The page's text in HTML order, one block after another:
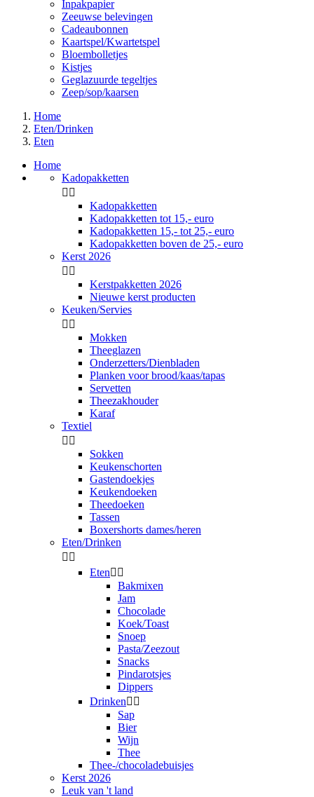
Inpakpapier
Zeeuwse belevingen
Cadeaubonnen
Kaartspel/Kwartetspel
Bloembolletjes
Kistjes
Geglazuurde tegeltjes
Zeep/sop/kaarsen
Home
Eten/Drinken
Eten
Home
Kadopakketten
 
Kadopakketten
Kadopakketten tot 15,- euro
Kadopakketten 15,- tot 25,- euro
Kadopakketten boven de 25,- euro
Kerst 2026
 
Kerstpakketten 2026
Nieuwe kerst producten
Keuken/Servies
 
Mokken
Theeglazen
Onderzetters/Dienbladen
Planken voor brood/kaas/tapas
Servetten
Theezakhouder
Karaf
Textiel
 
Sokken
Keukenschorten
Gastendoekjes
Keukendoeken
Theedoeken
Tassen
Boxershorts dames/heren
Eten/Drinken
 
Eten 
Bakmixen
Jam
Chocolade
Koek/Toast
Snoep
Pasta/Zeezout
Snacks
Pindarotsjes
Dippers
Drinken 
Sap
Bier
Wijn
Thee
Thee-/chocoladebuisjes
Kerst 2026
Leuk van 't land